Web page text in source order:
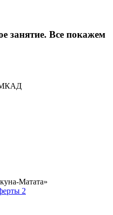
занятие. Все покажем
МКАД
Матата»
2